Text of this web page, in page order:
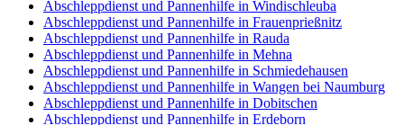
Abschleppdienst und Pannenhilfe in Windischleuba
Abschleppdienst und Pannenhilfe in Frauenprießnitz
Abschleppdienst und Pannenhilfe in Rauda
Abschleppdienst und Pannenhilfe in Mehna
Abschleppdienst und Pannenhilfe in Schmiedehausen
Abschleppdienst und Pannenhilfe in Wangen bei Naumburg
Abschleppdienst und Pannenhilfe in Dobitschen
Abschleppdienst und Pannenhilfe in Erdeborn